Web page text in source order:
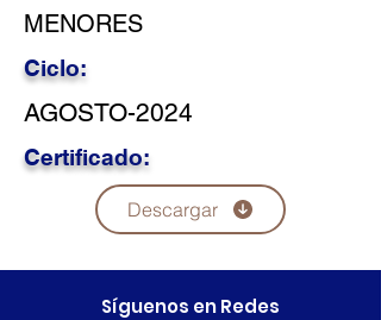
MENORES
Ciclo:
AGOSTO-2024
Certificado:
Descargar
Síguenos en Redes